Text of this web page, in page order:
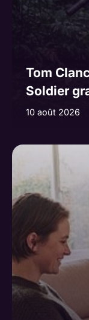
Tom
Soldier
10 août 2026